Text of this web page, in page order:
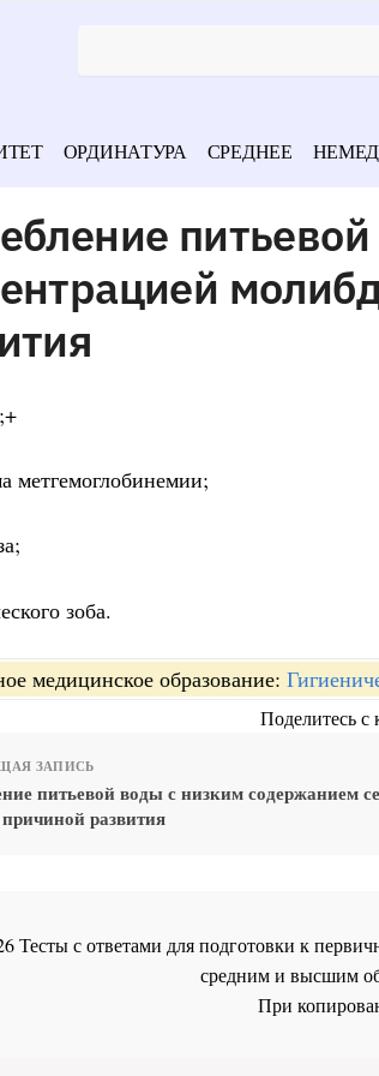
ОРДИНАТУРА СРЕДНЕЕ
метгемоглобинемии;
зоба.
медицинское образование:
Поделитесь с
ЗАПИСЬ
питьевой воды с низким содержанием
причиной развития
Тесты с ответами для подготовки к
средним и высшим
При